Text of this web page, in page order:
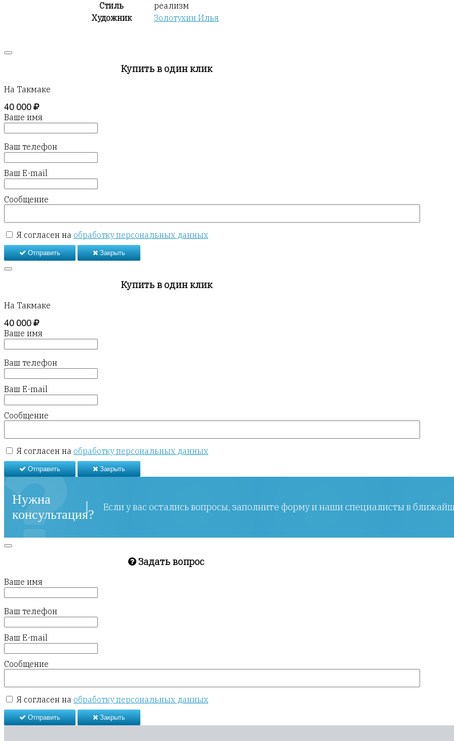
Стиль
реализм
Художник
Золотухин Илья
Купить в один клик
На Такмаке
40 000
Ваше имя
Ваш телефон
Ваш E-mail
Сообщение
Я согласен на обработку персональных данных
Отправить Закрыть
Купить в один клик
На Такмаке
40 000
Ваше имя
Ваш телефон
Ваш E-mail
Сообщение
Я согласен на обработку персональных данных
Отправить Закрыть
Нужна
консультация?
Если у вас остались вопросы, заполните форму и наши специалисты в
Задать вопрос
Ваше имя
Ваш телефон
Ваш E-mail
Сообщение
Я согласен на обработку персональных данных
Отправить Закрыть